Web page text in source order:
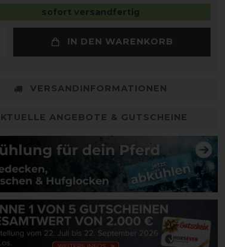
sofort versandfertig
IN DEN WARENKORB
VERSANDINFORMATIONEN
ANGEBOTE & GUTSCHEINE